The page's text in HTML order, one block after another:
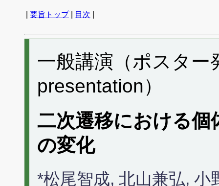
要旨トップ| 目次
一般講演（ポスタ
presentation）
二次遷移における個
の変化
*松尾智成, 北山兼弘, 小